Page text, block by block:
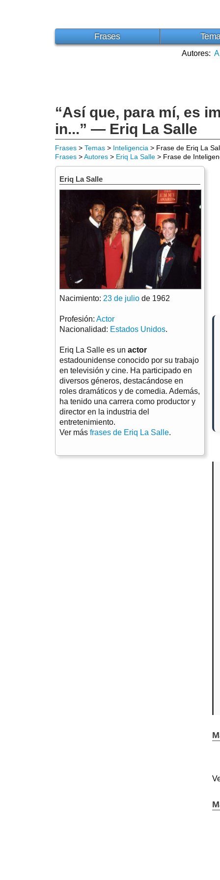
Frases
Autores: A
“Así que, para mí, es
in...” — Eriq La Salle
Frases > Temas > Inteligencia > Frase de Eriq La
Frases >Autores > Eriq La Salle > Frase de
Eriq La Salle
Nacimiento: 23 de julio de 1962
Profesión: Actor
Nacionalidad: Estados Unidos.
Eriq La Salle es un actor
estadounidense conocido por su trabajo
en televisión y cine. Ha participado en
diversos géneros, destacándose en
roles dramáticos y de comedia. Además,
ha tenido una carrera como productor y
director en la industria del
entretenimiento.
Ver más frases de Eriq La Salle.